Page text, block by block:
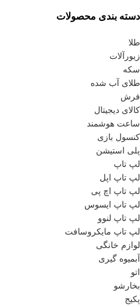
دسته بندی محصولات
طلا
زیورآلات
سکه
طلای آب شده
فرش
کالای دیجیتال
ساعت هوشمند
کنسول بازی
پلی استیشن
لپ تاپ
لپ تاپ اپل
لپ تاپ اچ پی
لپ تاپ ایسوس
لپ تاپ لنوو
لپ تاپ مایکروسافت
لوازم خانگی
آبمیوه گیری
اتو
بخارشو
پکیج